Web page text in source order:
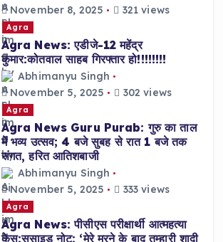
November 8, 2025
321 views
Agra
Agra News: एडीजे-12 महेंद्र
कुमार:कोतवाल साहब गिरफ्तार हो!!!!!!!!
Abhimanyu Singh
November 5, 2025
302 views
Agra
Agra News Guru Purab: गुरु का ताल
में भव्य उत्सव; 4 बजे सुबह से रात 1 बजे तक
संगत, हरित आतिशबाजी
Abhimanyu Singh
November 5, 2025
333 views
Agra
Agra News: पीसीएस परीक्षार्थी आत्महत्या
केस:सुसाइड नोट: ‘मेरे मरने के बाद तुम्हारी शादी